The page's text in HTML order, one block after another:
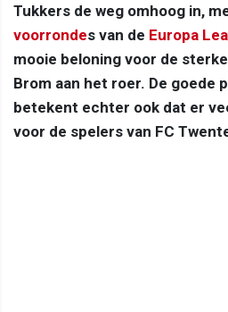
Tukkers de weg omhoog in,
voorrondes van de Europa
mooie beloning voor de
Brom aan het roer. De goede
betekent echter ook dat er
voor de spelers van FC